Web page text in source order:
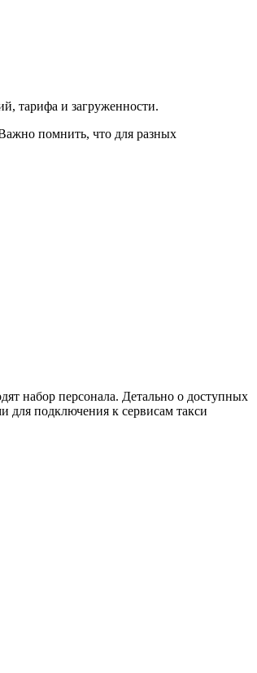
тарифа и загруженности.
помнить, что для разных
набор персонала. Детально о доступных
для подключения к сервисам такси